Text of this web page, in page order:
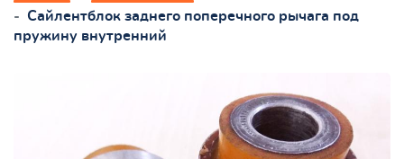
Сайлентблок заднего поперечного рычага под
пружину внутренний